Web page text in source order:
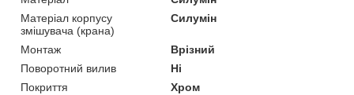
Матеріал корпусу
змішувача (крана)
Силумін
Монтаж
Врізний
Поворотний вилив
Ні
Покриття
Хром